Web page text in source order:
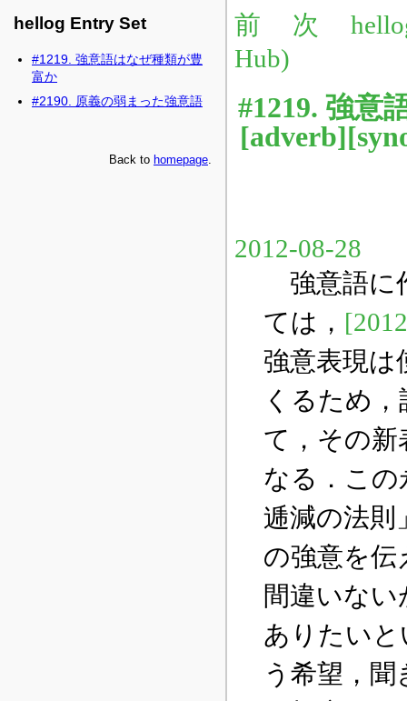
hellog Entry Set
#1219. 強意語はなぜ種類が豊
富か
#2190. 原義の弱まった強意語
Back to homepage